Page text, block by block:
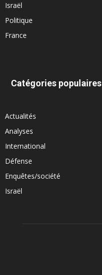
Israël
Politique
France
Catégories populaires
Actualités
Analyses
International
Défense
Enquêtes/société
Israël